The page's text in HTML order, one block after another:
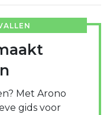
Met Arono
gids voor